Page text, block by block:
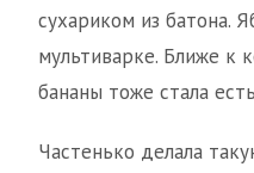
сухариком из батона.
мультиварке. Ближе к
бананы тоже стала
Частенько делала